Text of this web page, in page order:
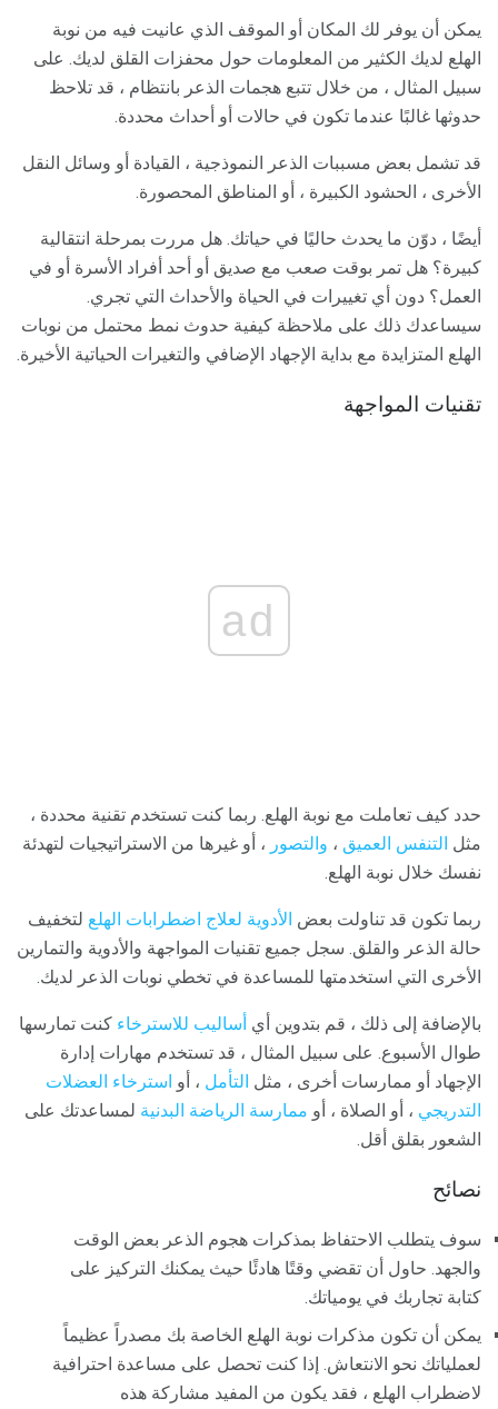
يمكن أن يوفر لك المكان أو الموقف الذي عانيت فيه من نوبة
الهلع لديك الكثير من المعلومات حول محفزات القلق لديك. على
سبيل المثال ، من خلال تتبع هجمات الذعر بانتظام ، قد تلاحظ
حدوثها غالبًا عندما تكون في حالات أو أحداث محددة.
قد تشمل بعض مسببات الذعر النموذجية ، القيادة أو وسائل النقل
الأخرى ، الحشود الكبيرة ، أو المناطق المحصورة.
أيضًا ، دوّن ما يحدث حاليًا في حياتك. هل مررت بمرحلة انتقالية
كبيرة؟ هل تمر بوقت صعب مع صديق أو أحد أفراد الأسرة أو في
العمل؟ دون أي تغييرات في الحياة والأحداث التي تجري.
سيساعدك ذلك على ملاحظة كيفية حدوث نمط محتمل من نوبات
الهلع المتزايدة مع بداية الإجهاد الإضافي والتغيرات الحياتية الأخيرة.
تقنيات المواجهة
ad
حدد كيف تعاملت مع نوبة الهلع. ربما كنت تستخدم تقنية محددة ،
مثل التنفس العميق ، والتصور ، أو غيرها من الاستراتيجيات لتهدئة
نفسك خلال نوبة الهلع.
ربما تكون قد تناولت بعض الأدوية لعلاج اضطرابات الهلع لتخفيف
حالة الذعر والقلق. سجل جميع تقنيات المواجهة والأدوية والتمارين
الأخرى التي استخدمتها للمساعدة في تخطي نوبات الذعر لديك.
بالإضافة إلى ذلك ، قم بتدوين أي أساليب للاسترخاء كنت تمارسها
طوال الأسبوع. على سبيل المثال ، قد تستخدم مهارات إدارة
الإجهاد أو ممارسات أخرى ، مثل التأمل ، أو استرخاء العضلات
التدريجي ، أو الصلاة ، أو ممارسة الرياضة البدنية لمساعدتك على
الشعور بقلق أقل.
نصائح
سوف يتطلب الاحتفاظ بمذكرات هجوم الذعر بعض الوقت
والجهد. حاول أن تقضي وقتًا هادئًا حيث يمكنك التركيز على
كتابة تجاربك في يومياتك.
يمكن أن تكون مذكرات نوبة الهلع الخاصة بك مصدراً عظيماً
لعملياتك نحو الانتعاش. إذا كنت تحصل على مساعدة احترافية
لاضطراب الهلع ، فقد يكون من المفيد مشاركة هذه